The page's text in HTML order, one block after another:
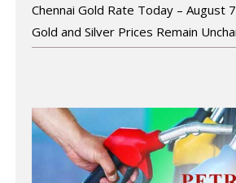
Chennai Gold Rate Today – August
Gold and Silver Prices Remain